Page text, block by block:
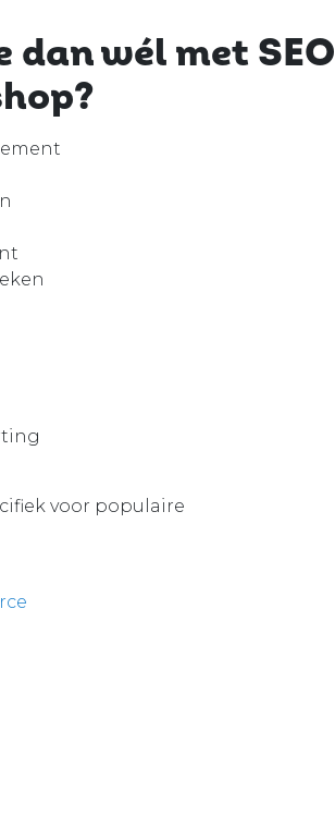
dan wél met SEO
voor populaire